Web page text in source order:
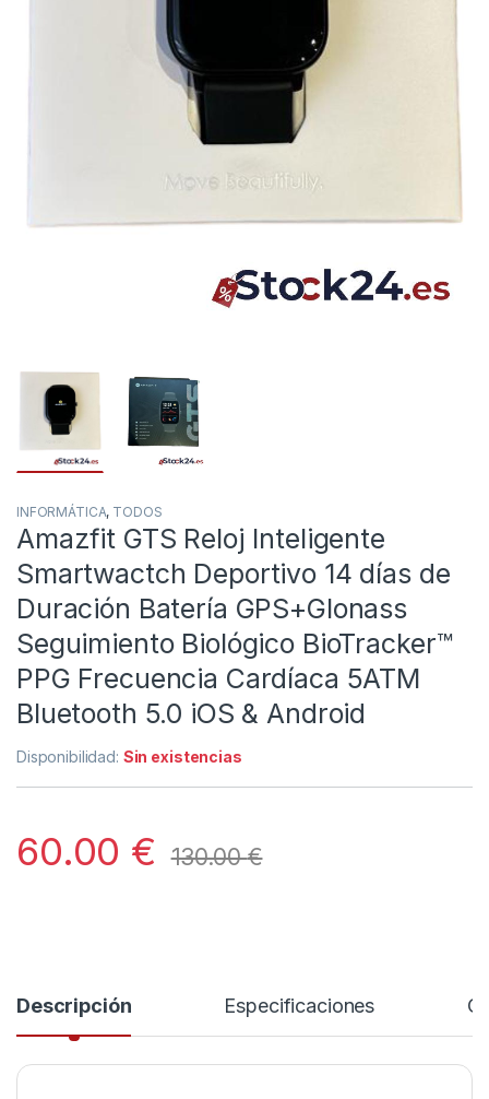
INFORMÁTICA, TODOS
Amazfit GTS Reloj Inteligente
Smartwactch Deportivo 14 días de
Duración Batería GPS+Glonass
Seguimiento Biológico BioTracker™
PPG Frecuencia Cardíaca 5ATM
Bluetooth 5.0 iOS & Android
Disponibilidad: Sin existencias
60.00 € 130.00€
Descripción Especificaciones